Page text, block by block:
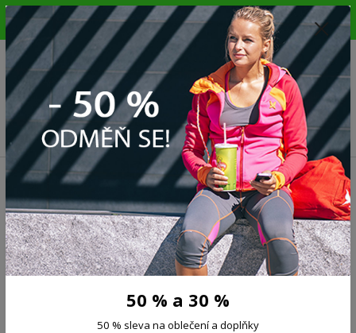
6.-16.8.26. DOVOLENÁ !!! 50 % SLEVA na všechno oblečení a doplňky !!!
30 % SLEVA na taneční obuv*!!!
Menu
725 279 951 (Po-Pá 9:00-15.00)
0
0 Kč
Úvod Taneční boty Dětské taneční kožené piškoty ARISE
Dětské taneční kožené
piškoty ARISE
50 % a 30 %
50 % sleva na oblečení a doplňky